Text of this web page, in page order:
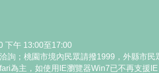
下午 13:00至17:00
詢；桃園市境內民眾請撥1999，外縣市民
為主，如使用IE瀏覽器Win7已不再支援